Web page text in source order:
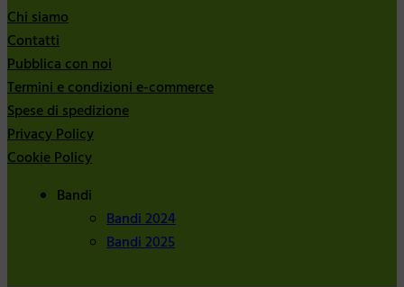
Chi siamo
Contatti
Pubblica con noi
Termini e condizioni e-commerce
Spese di spedizione
Privacy Policy
Cookie Policy
Bandi
Bandi 2024
Bandi 2025